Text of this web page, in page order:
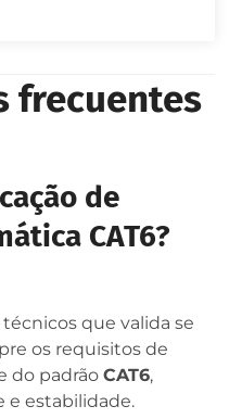
frecuentes
de
CAT6?
que valida se
os requisitos de
do padrão CAT6,
e estabilidade.